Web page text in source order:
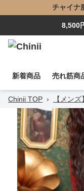
チャイナ
8,500
新着商品 売れ筋商
Chinii TOP › 【メン